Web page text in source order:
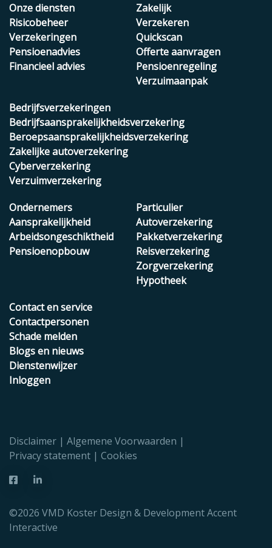
Onze diensten
Risicobeheer
Verzekeringen
Pensioenadvies
Financieel advies
Zakelijk
Verzekeren
Quickscan
Offerte aanvragen
Pensioenregeling
Verzuimaanpak
Bedrijfsverzekeringen
Bedrijfsaansprakelijkheidsverzekering
Beroepsaansprakelijkheidsverzekering
Zakelijke autoverzekering
Cyberverzekering
Verzuimverzekering
Ondernemers
Aansprakelijkheid
Arbeidsongeschiktheid
Pensioenopbouw
Particulier
Autoverzekering
Pakketverzekering
Reisverzekering
Zorgverzekering
Hypotheek
Contact en service
Contactpersonen
Schade melden
Blogs en nieuws
Dienstenwijzer
Inloggen
©2026 VMD Koster Design & DevelopmentAccent
Interactive
Disclaimer
Algemene Voorwaarden
Privacy statement
Cookies